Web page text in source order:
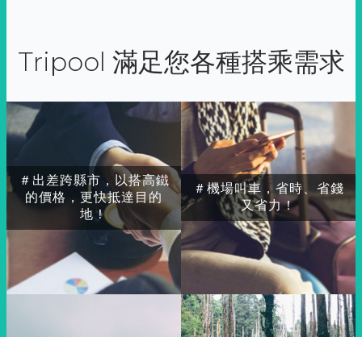
Tripool 滿足您各種搭乘需求
＃出差跨縣市，以搭高鐵
的價格，更快抵達目的
地！
＃機場叫車，省時、省錢
又省力！